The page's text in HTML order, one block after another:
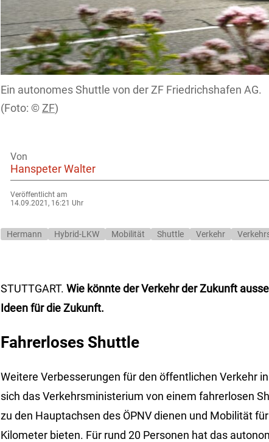
Ein autonomes Shuttle von der ZF Friedrichshafen AG.
ZF)
Von
Hanspeter Walter
Veröffentlicht am
14.09.2021, 16:21 Uhr
Hermann Hybrid-LKW Mobilität Shuttle Verkehr
STUTTGART. Wie könnte der Verkehr der Zukunft
Ideen für die Zukunft.
Fahrerloses Shuttle
Weitere Verbesserungen für den öffentlichen Verkehr
sich das Verkehrsministerium von einem fahrerlosen
zu den Hauptachsen des ÖPNV dienen und Mobilität
Kilometer bieten. Für rund 20 Personen hat das